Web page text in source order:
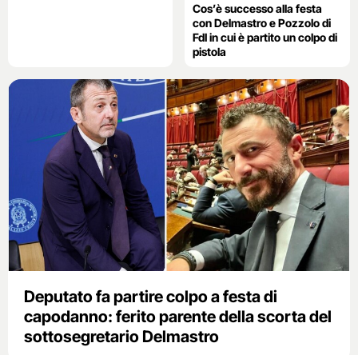
Cos’è successo alla festa
con Delmastro e Pozzolo di
FdI in cui è partito un colpo di
pistola
Deputato fa partire colpo a festa di
capodanno: ferito parente della scorta del
sottosegretario Delmastro